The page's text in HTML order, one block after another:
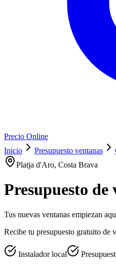
Precio Online
Inicio
Presupuesto ventanas
Platja d'Aro, Costa Brava
Presupuesto de
Tus nuevas ventanas empiezan
Recibe tu presupuesto gratuito
Instalador local